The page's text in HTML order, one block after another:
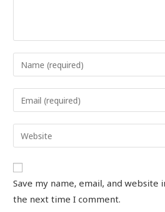
Save my name, email, and
the next time I comment.